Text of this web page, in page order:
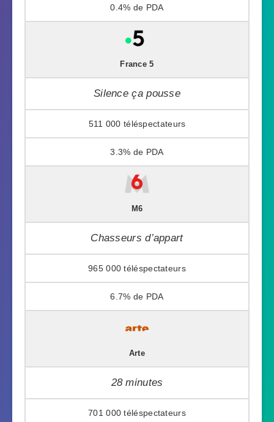
0.4%
France 5
Silence ça pousse
511 000
3.3%
M6
Chasseurs d’appart
965 000
6.7%
Arte
28 minutes
701 000